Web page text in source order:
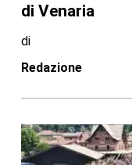
di Venaria
di
Redazione